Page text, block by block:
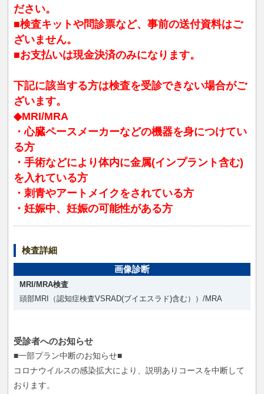
ださい。
■検査キットや問診票など、事前の送付資料はご
ざいません。
■お支払いは現金決済のみになります。
下記に該当する方は検査を受診できない場合がご
ざいます。
◆MRI/MRA
・心臓ペースメーカーなどの機器を身につけてい
る方
・手術などにより体内に金属(インプラント含む)
を入れている方
・刺青やアートメイクをされている方
・妊娠中、妊娠の可能性がある方
検査詳細
画像診断
MRI/MRA検査
頭部MRI（認知症検査VSRAD(ブイエスラド)含む））/MRA
受診者へのお知らせ
■一部プラン中断のお知らせ■
コロナウイルスの感染拡大により、説明ありコースを中断して
おります。